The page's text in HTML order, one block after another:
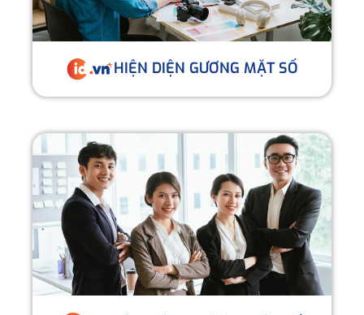
HIỆN DIỆN GƯƠNG MẶT SỐ